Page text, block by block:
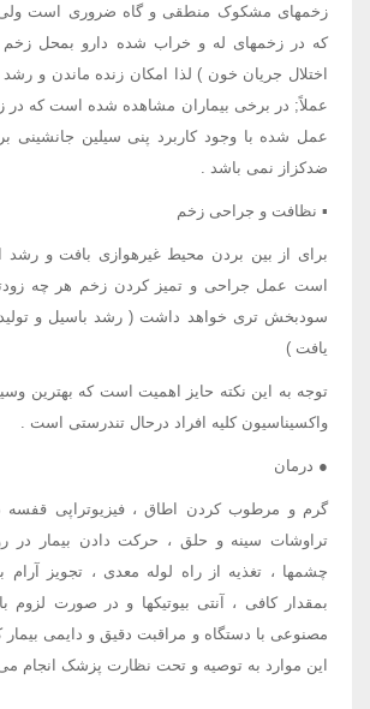
زخمهای مشکوک منطقی و گاه ضروری است ولی
که در زخمهای له و خراب شده دارو بمحل
اختلال جریان خون ) لذا امکان زنده ماندن و رشد
عملاً; در برخی بیماران مشاهده شده است که در
عمل شده با وجود کاربرد پنی سیلین جانشینی
ضدکزاز نمی باشد .
▪ نظافت و جراحی زخم
برای از بین بردن محیط غیرهوازی بافت و
است عمل جراحی و تمیز کردن زخم هر چه
سودبخش تری خواهد داشت ( رشد باسیل و
یافت )
توجه به این نکته حایز اهمیت است که بهترین
واکسیناسیون کلیه افراد درحال تندرستی است .
● درمان
گرم و مرطوب کردن اطاق ، فیزیوتراپی قفسه
تراوشات سینه و حلق ، حرکت دادن بیمار در
چشمها ، تغذیه از راه لوله معدی ، تجویز
بمقدار کافی ، آنتی بیوتیکها و در صورت لزوم
مصنوعی با دستگاه و مراقبت دقیق و دایمی
این موارد به توصیه و تحت نظارت پزشک انجام